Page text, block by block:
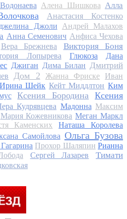
Алена Шишкова Алла
Анастасия Костенко
Джоли
Андрей Малахов
Анна Семенович Анфиса Чехова
Вера Брежнева Виктория Боня
Лопырева Глюкоза
Дана
Джиган Дима Билан Дмитрий
Дом 2 Жанна Фриске
Иван
Ирина Шейк Кейт Миддлтон Ким
Ксения Бородина
Ксения
Кудрявцева Мадонна Максим
Мария Кожевникова Меган Маркл
Каменских
Наташа Королева
Самойлова Ольга Бузова
Прохор Шаляпин Рианна
Сергей Лазарев
Тимати